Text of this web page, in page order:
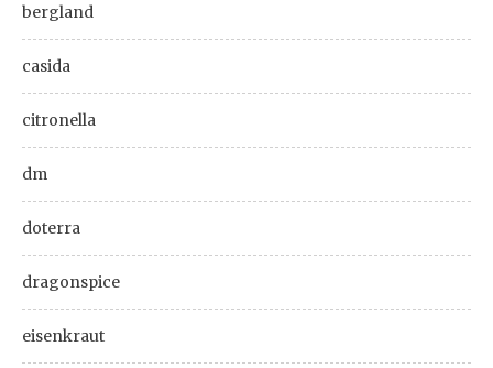
bergland
casida
citronella
dm
doterra
dragonspice
eisenkraut